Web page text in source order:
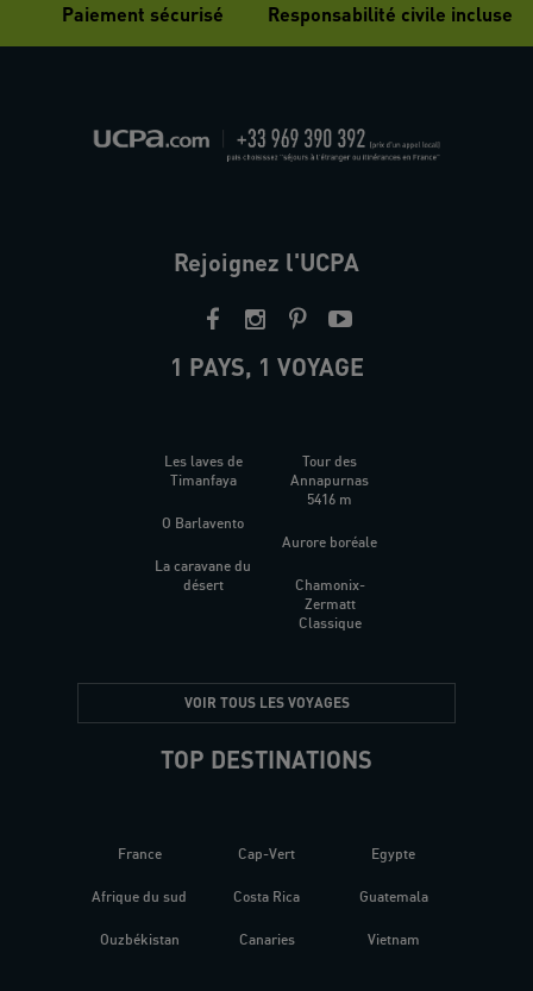
Paiement sécurisé Responsabilité civile incluse
Rejoignez l'UCPA
1 PAYS, 1 VOYAGE
Les laves de
Timanfaya
O Barlavento
La caravane du
désert
Tour des
Annapurnas
5416 m
Aurore boréale
Chamonix-
Zermatt
Classique
VOIR TOUS LES VOYAGES
TOP DESTINATIONS
France
Afrique du sud
Ouzbékistan
Cap-Vert
Costa Rica
Canaries
Egypte
Guatemala
Vietnam